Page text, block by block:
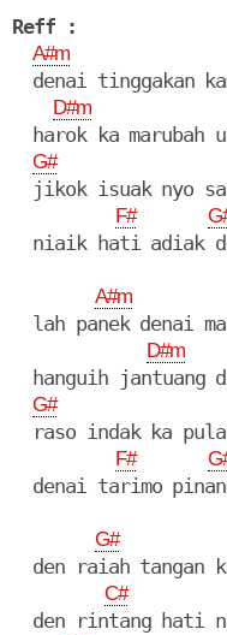
Reff :
A#m
denai tinggakan
D#m
harok ka marubah
G#
jikok isuak nyo
F#
niaik hati adiak
A#m
lah panek denai
D#m
hanguih jantuang
G#
raso indak ka
F#
denai tarimo
G#
den raiah tangan
C#
den rintang hati